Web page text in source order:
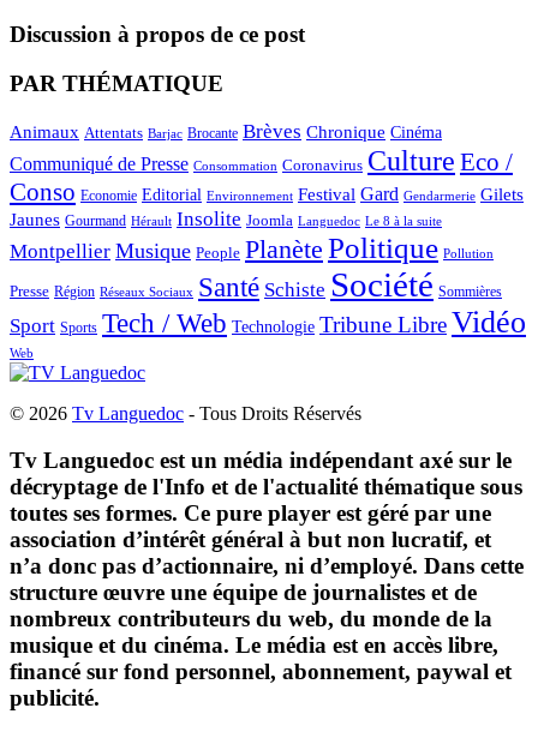
Discussion à propos de ce post
PAR THÉMATIQUE
Animaux Attentats Barjac Brocante Brèves Chronique Cinéma
Communiqué de Presse Consommation Coronavirus Culture Eco /
Conso Economie Editorial Environnement Festival Gard Gendarmerie Gilets
Jaunes Gourmand Hérault Insolite Joomla Languedoc Le 8 à la suite
Montpellier Musique People Planète Politique Pollution
Presse Région Réseaux Sociaux Santé Schiste Société Sommières
Sport Sports Tech / Web Technologie Tribune LibreVidéo
Web
© 2026 Tv Languedoc - Tous Droits Réservés
Tv Languedoc est un média indépendant axé sur le
décryptage de l'Info et de l'actualité thématique sous
toutes ses formes. Ce pure player est géré par une
association d’intérêt général à but non lucratif, et
n’a donc pas d’actionnaire, ni d’employé. Dans cette
structure œuvre une équipe de journalistes et de
nombreux contributeurs du web, du monde de la
musique et du cinéma. Le média est en accès libre,
financé sur fond personnel, abonnement, paywal et
publicité.